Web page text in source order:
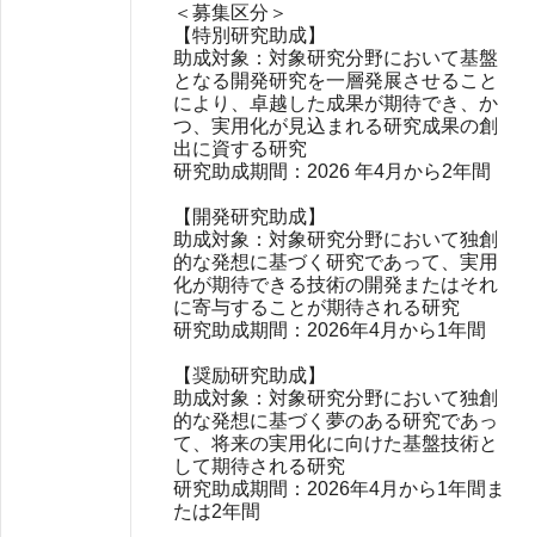
＜募集区分＞
【特別研究助成】
助成対象：対象研究分野において基盤
となる開発研究を一層発展させること
により、卓越した成果が期待でき、か
つ、実用化が見込まれる研究成果の創
出に資する研究
研究助成期間：2026 年4月から2年間
【開発研究助成】
助成対象：対象研究分野において独創
的な発想に基づく研究であって、実用
化が期待できる技術の開発またはそれ
に寄与することが期待される研究
研究助成期間：2026年4月から1年間
【奨励研究助成】
助成対象：対象研究分野において独創
的な発想に基づく夢のある研究であっ
て、将来の実用化に向けた基盤技術と
して期待される研究
研究助成期間：2026年4⽉から1年間ま
たは2年間